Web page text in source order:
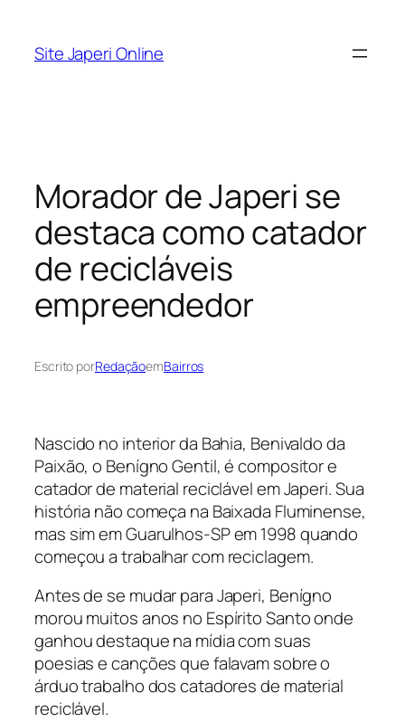
Site Japeri Online
Morador de Japeri se
destaca como catador
de recicláveis
empreendedor
Escrito porRedaçãoemBairros
Nascido no interior da Bahia, Benivaldo da
Paixão, o Benígno Gentil, é compositor e
catador de material reciclável em Japeri. Sua
história não começa na Baixada Fluminense,
mas sim em Guarulhos-SP em 1998 quando
começou a trabalhar com reciclagem.
Antes de se mudar para Japeri, Benígno
morou muitos anos no Espírito Santo onde
ganhou destaque na mídia com suas
poesias e canções que falavam sobre o
árduo trabalho dos catadores de material
reciclável.